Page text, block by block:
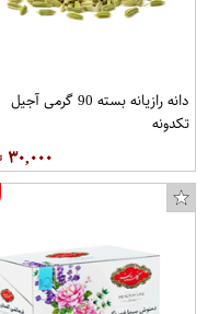
دانه رازیانه بسته 90 گرمی آجیل
تکدونه
۳۰,۰۰۰